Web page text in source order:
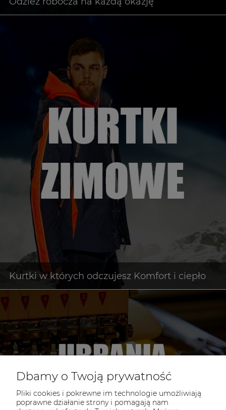
Dbamy o Twoją prywatność
Pliki cookies i pokrewne im technologie umożliwiają
poprawne działanie strony i pomagają nam